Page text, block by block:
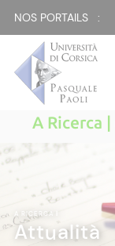
NOS PORTAILS :
A Ricerca |
A RICERCA
Attualità